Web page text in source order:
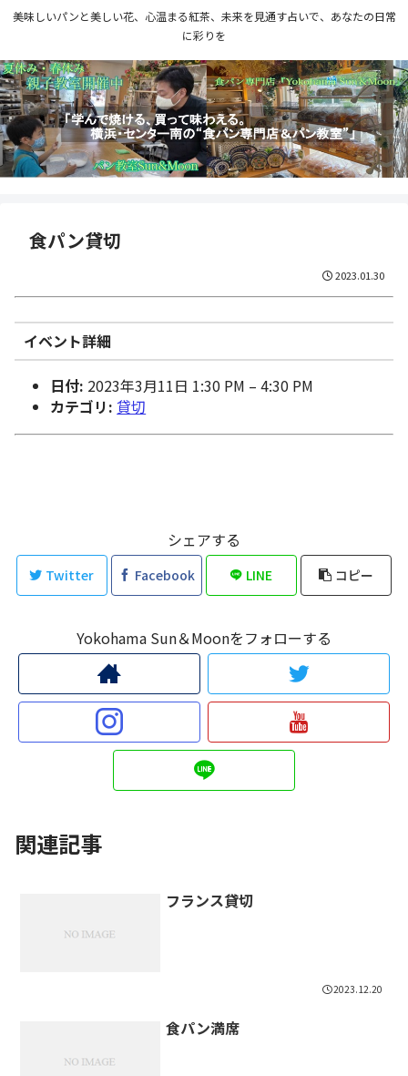
美味しいパンと美しい花、心温まる紅茶、未来を見通す占いで、あなたの日常
に彩りを
食パン貸切
2023.01.30
イベント詳細
日付: 2023年3月11日 1:30 PM –4:30 PM
カテゴリ: 貸切
シェアする
Twitter Facebook LINE コピー
Yokohama Sun＆Moonをフォローする
関連記事
フランス貸切
2023.12.20
食パン満席